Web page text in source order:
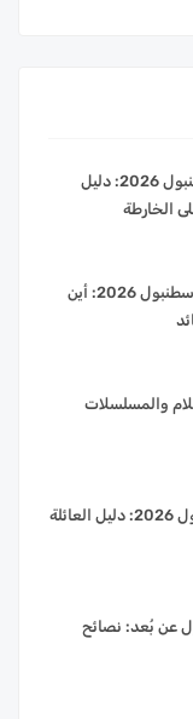
مشاريع البناء الجارية في إسطنبول 2026: دليل
الخارطة
مناطق الاستثمار السكني في إسطنبول 2026: أين
والمسلسلات
العيش في بيليك دوزو اسطنبول 2026: دليل العائلة
عن بُعد: نصائح